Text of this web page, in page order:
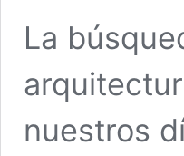
La
nuestros